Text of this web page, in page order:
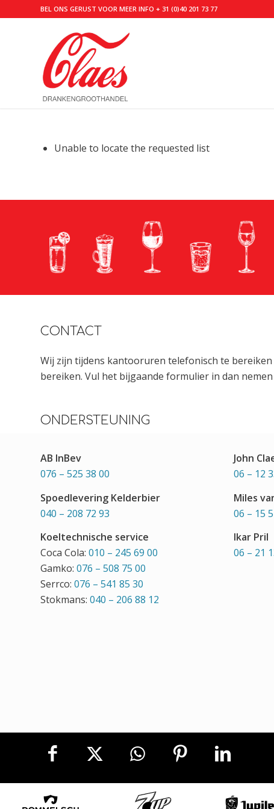
BEL ONS GERUST VOOR MEER INFO + 31 (0)40 201 73 77
Unable to locate the requested list
CONTACT
Wij zijn tijdens kantooruren telefonisch te bereiken
bereiken. Vul het bijgaande formulier in dan
ONDERSTEUNING
AB InBev
076 – 525 38 00
Spoedlevering Kelderbier
040 – 208 72 93
Koeltechnische service
Coca Cola: 010 – 245 69 00
Gamko: 076 – 508 75 00
Serrco: 076 – 541 85 30
Stokmans: 040 – 206 88 12
John
06 – 12
Miles
06 – 15
Ikar Pril
06 – 21